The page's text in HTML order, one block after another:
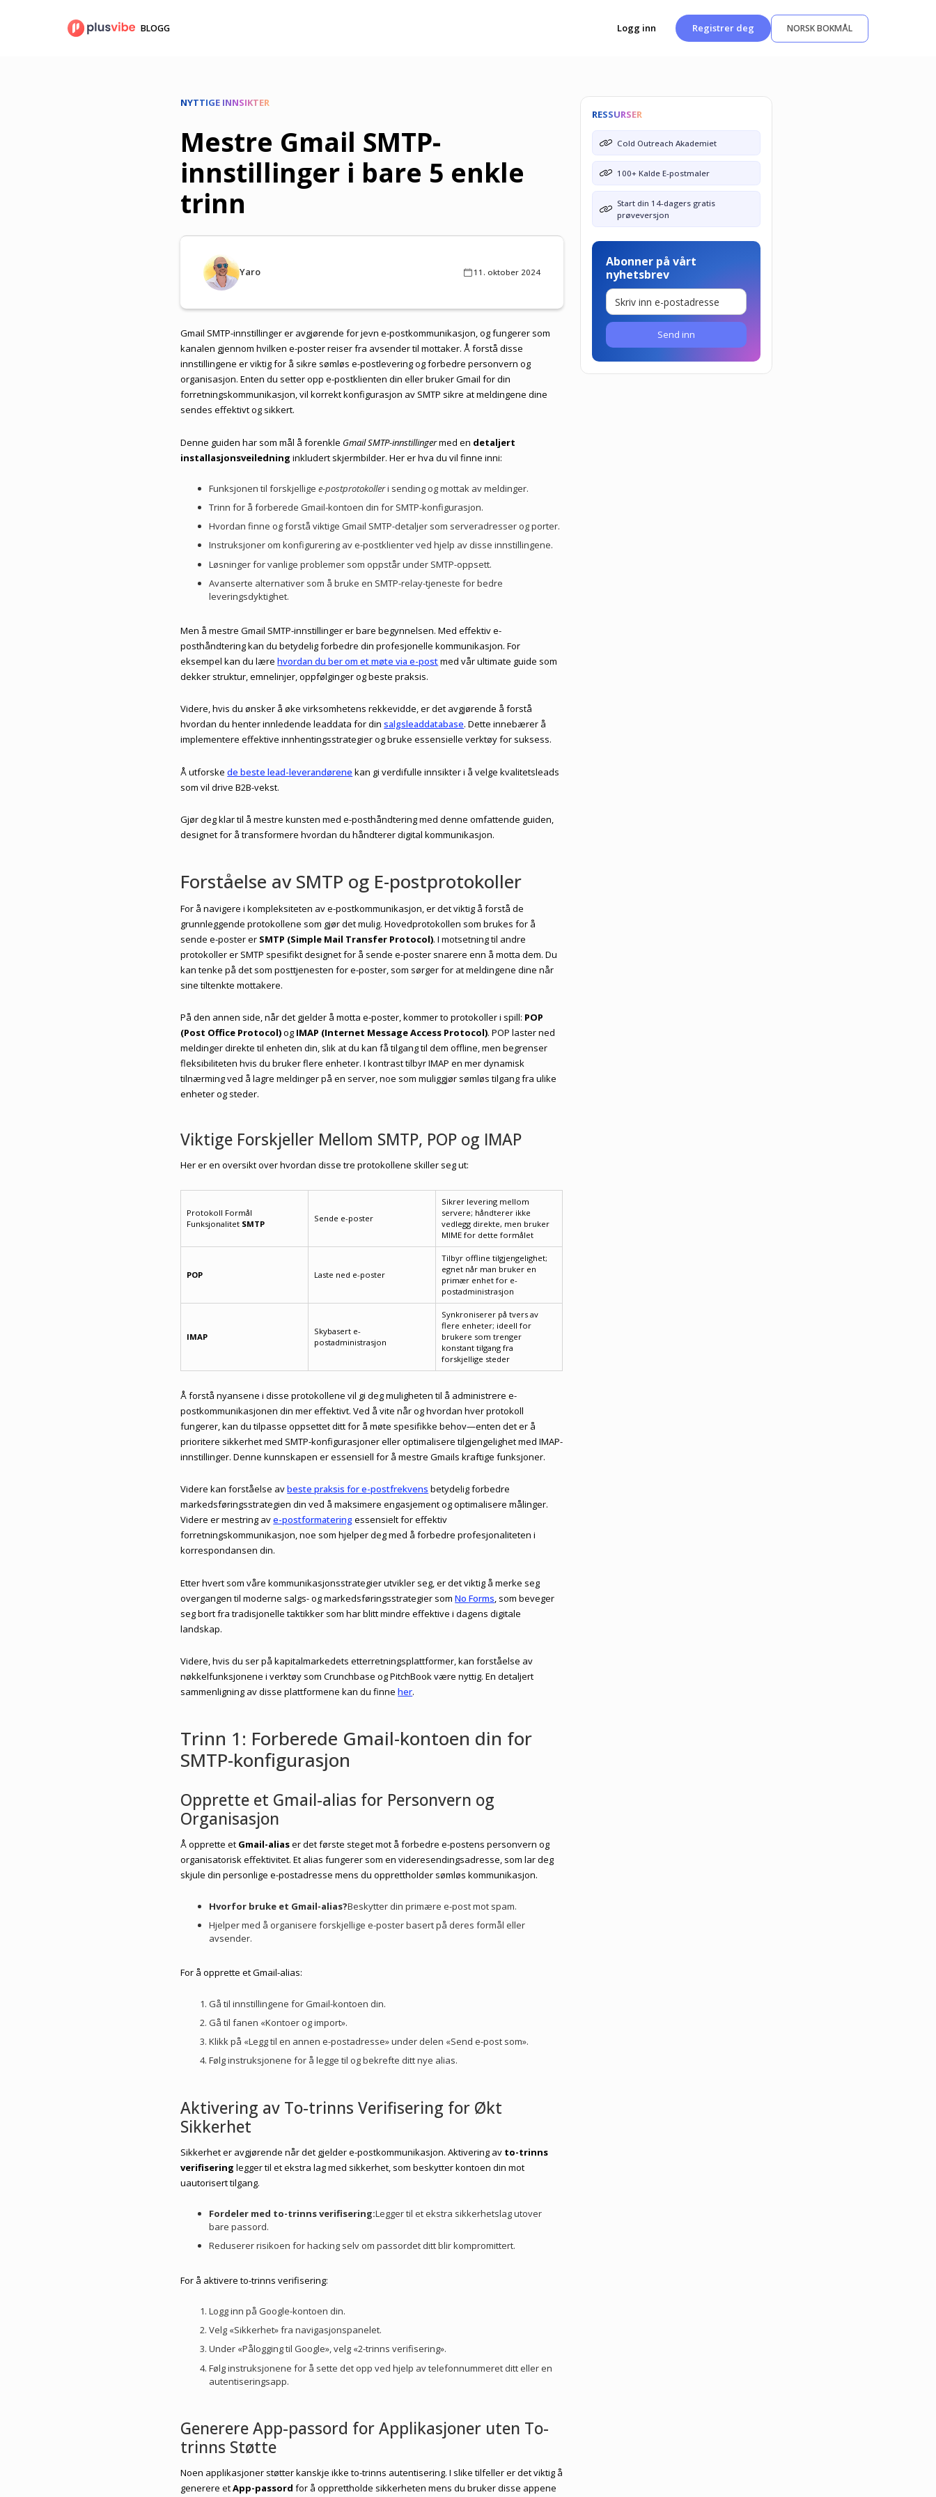
BLOGG Logg inn Registrer deg NORSK BOKMÅL
NYTTIGE INNSIKTER
Mestre Gmail SMTP-
innstillinger i bare 5 enkle
trinn
Yaro 11. oktober 2024
Gmail SMTP-innstillinger er avgjørende for jevn e-postkommunikasjon, og fungerer som
kanalen gjennom hvilken e-poster reiser fra avsender til mottaker. Å forstå disse
innstillingene er viktig for å sikre sømløs e-postlevering og forbedre personvern og
organisasjon. Enten du setter opp e-postklienten din eller bruker Gmail for din
forretningskommunikasjon, vil korrekt konfigurasjon av SMTP sikre at meldingene dine
sendes effektivt og sikkert.
Denne guiden har som mål å forenkle Gmail SMTP-innstillingermed en detaljert
installasjonsveiledning inkludert skjermbilder. Her er hva du vil finne inni:
Funksjonen til forskjellige e-postprotokolleri sending og mottak av meldinger.
Trinn for å forberede Gmail-kontoen din for SMTP-konfigurasjon.
Hvordan finne og forstå viktige Gmail SMTP-detaljer som serveradresser og porter.
Instruksjoner om konfigurering av e-postklienter ved hjelp av disse innstillingene.
Løsninger for vanlige problemer som oppstår under SMTP-oppsett.
Avanserte alternativer som å bruke en SMTP-relay-tjeneste for bedre
leveringsdyktighet.
Men å mestre Gmail SMTP-innstillinger er bare begynnelsen. Med effektiv e-
posthåndtering kan du betydelig forbedre din profesjonelle kommunikasjon. For
eksempel kan du lærehvordan du ber om et møte via e-postmed vår ultimate guide som
dekker struktur, emnelinjer, oppfølginger og beste praksis.
Videre, hvis du ønsker å øke virksomhetens rekkevidde, er det avgjørende å forstå
hvordan du henter innledende leaddata for dinsalgsleaddatabase. Dette innebærer å
implementere effektive innhentingsstrategier og bruke essensielle verktøy for suksess.
Å utforskede beste lead-leverandørene kan gi verdifulle innsikter i å velge kvalitetsleads
som vil drive B2B-vekst.
Gjør deg klar til å mestre kunsten med e-posthåndtering med denne omfattende guiden,
designet for å transformere hvordan du håndterer digital kommunikasjon.
Forståelse av SMTP og E-postprotokoller
For å navigere i kompleksiteten av e-postkommunikasjon, er det viktig å forstå de
grunnleggende protokollene som gjør det mulig. Hovedprotokollen som brukes for å
sende e-poster er SMTP (Simple Mail Transfer Protocol). I motsetning til andre
protokoller er SMTP spesifikt designet for å sende e-poster snarere enn å motta dem. Du
kan tenke på det som posttjenesten for e-poster, som sørger for at meldingene dine når
sine tiltenkte mottakere.
På den annen side, når det gjelder å motta e-poster, kommer to protokoller i spill: POP
(Post Office Protocol)og IMAP (Internet Message Access Protocol). POP laster ned
meldinger direkte til enheten din, slik at du kan få tilgang til dem offline, men begrenser
fleksibiliteten hvis du bruker flere enheter. I kontrast tilbyr IMAP en mer dynamisk
tilnærming ved å lagre meldinger på en server, noe som muliggjør sømløs tilgang fra ulike
enheter og steder.
Viktige Forskjeller Mellom SMTP, POP og IMAP
Her er en oversikt over hvordan disse tre protokollene skiller seg ut:
Protokoll Formål
Funksjonalitet SMTP
Sende e-poster
Sikrer levering mellom
servere; håndterer ikke
vedlegg direkte, men bruker
MIME for dette formålet
POP Laste ned e-poster
Tilbyr offline tilgjengelighet;
egnet når man bruker en
primær enhet for e-
postadministrasjon
IMAP
Skybasert e-
postadministrasjon
Synkroniserer på tvers av
flere enheter; ideell for
brukere som trenger
konstant tilgang fra
forskjellige steder
Å forstå nyansene i disse protokollene vil gi deg muligheten til å administrere e-
postkommunikasjonen din mer effektivt. Ved å vite når og hvordan hver protokoll
fungerer, kan du tilpasse oppsettet ditt for å møte spesifikke behov—enten det er å
prioritere sikkerhet med SMTP-konfigurasjoner eller optimalisere tilgjengelighet med IMAP-
innstillinger. Denne kunnskapen er essensiell for å mestre Gmails kraftige funksjoner.
Videre kan forståelse avbeste praksis for e-postfrekvens betydelig forbedre
markedsføringsstrategien din ved å maksimere engasjement og optimalisere målinger.
Videre er mestring ave-postformateringessensielt for effektiv
forretningskommunikasjon, noe som hjelper deg med å forbedre profesjonaliteten i
korrespondansen din.
Etter hvert som våre kommunikasjonsstrategier utvikler seg, er det viktig å merke seg
overgangen til moderne salgs- og markedsføringsstrategier somNo Forms, som beveger
seg bort fra tradisjonelle taktikker som har blitt mindre effektive i dagens digitale
landskap.
Videre, hvis du ser på kapitalmarkedets etterretningsplattformer, kan forståelse av
nøkkelfunksjonene i verktøy som Crunchbase og PitchBook være nyttig. En detaljert
sammenligning av disse plattformene kan du finneher.
Trinn 1: Forberede Gmail-kontoen din for
SMTP-konfigurasjon
Opprette et Gmail-alias for Personvern og
Organisasjon
Å opprette et Gmail-aliaser det første steget mot å forbedre e-postens personvern og
organisatorisk effektivitet. Et alias fungerer som en videresendingsadresse, som lar deg
skjule din personlige e-postadresse mens du opprettholder sømløs kommunikasjon.
Hvorfor bruke et Gmail-alias?Beskytter din primære e-post mot spam.
Hjelper med å organisere forskjellige e-poster basert på deres formål eller
avsender.
For å opprette et Gmail-alias:
Gå til innstillingene for Gmail-kontoen din.
Gå til fanen «Kontoer og import».
Klikk på «Legg til en annen e-postadresse» under delen «Send e-post som».
Følg instruksjonene for å legge til og bekrefte ditt nye alias.
Aktivering av To-trinns Verifisering for Økt
Sikkerhet
Sikkerhet er avgjørende når det gjelder e-postkommunikasjon. Aktivering av to-trinns
verifisering legger til et ekstra lag med sikkerhet, som beskytter kontoen din mot
uautorisert tilgang.
Fordeler med to-trinns verifisering:Legger til et ekstra sikkerhetslag utover
bare passord.
Reduserer risikoen for hacking selv om passordet ditt blir kompromittert.
For å aktivere to-trinns verifisering:
Logg inn på Google-kontoen din.
Velg «Sikkerhet» fra navigasjonspanelet.
Under «Pålogging til Google», velg «2-trinns verifisering».
Følg instruksjonene for å sette det opp ved hjelp av telefonnummeret ditt eller en
autentiseringsapp.
Generere App-passord for Applikasjoner uten To-
trinns Støtte
Noen applikasjoner støtter kanskje ikke to-trinns autentisering. I slike tilfeller er det viktig å
generere etApp-passord for å opprettholde sikkerheten mens du bruker disse appene
RESSURSER
Cold Outreach Akademiet
100+ Kalde E-postmaler
Start din 14-dagers gratis
prøveversjon
Abonner på vårt
nyhetsbrev
Send inn